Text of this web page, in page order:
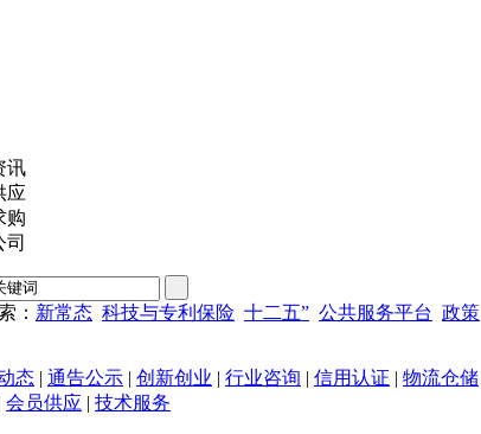
讯
应
购
司
： 新常态 科技与专利保险 十二五” 公共服务平台 政策
态 | 通告公示 | 创新创业 | 行业咨询 | 信用认证 | 物流仓储
会员供应 | 技术服务